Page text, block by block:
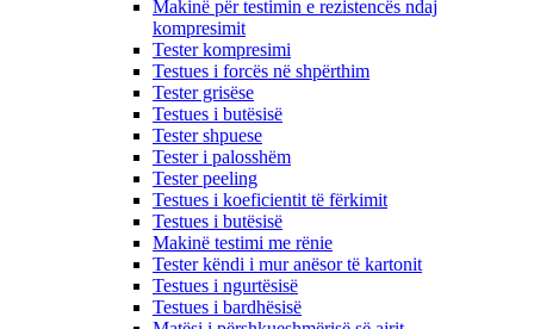
Makinë për testimin e rezistencës ndaj
kompresimit
Tester kompresimi
Testues i forcës në shpërthim
Tester grisëse
Testues i butësisë
Tester shpuese
Tester i palosshëm
Tester peeling
Testues i koeficientit të fërkimit
Testues i butësisë
Makinë testimi me rënie
Tester këndi i mur anësor të kartonit
Testues i ngurtësisë
Testues i bardhësisë